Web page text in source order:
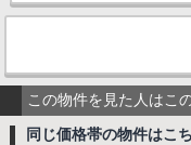
この物件を見た人はこ
同じ価格帯の物件はこ